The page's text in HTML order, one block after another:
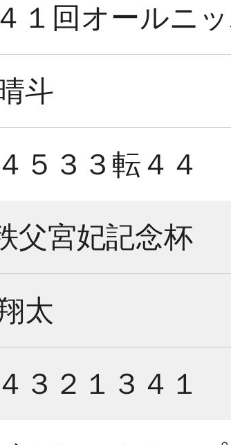
１回オールニ
斗
５３３転４４
父宮妃記念杯
太
３２１３４１